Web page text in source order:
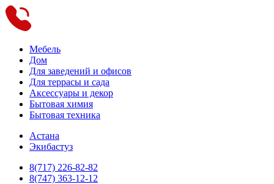
Мебель
Дом
Для заведений и офисов
Для террасы и сада
Аксессуары и декор
Бытовая химия
Бытовая техника
Астана
Экибастуз
8(717) 226-82-82
8(747) 363-12-12